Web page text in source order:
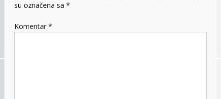
su označena sa *
Komentar *